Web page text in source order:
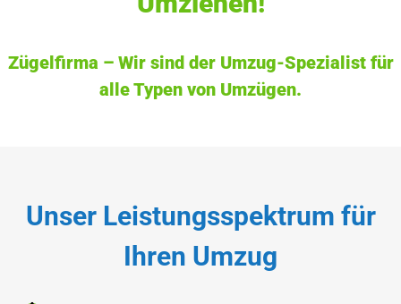
Zügelfirma – Wir sind der Umzug-Spezialistfür
alle Typen von Umzügen.
Unser Leistungsspektrum für
Ihren Umzug